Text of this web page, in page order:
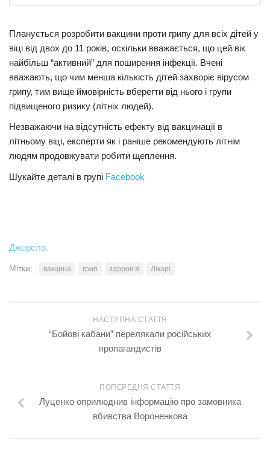
Планується розробити вакцини проти грипу для всіх дітей у
віці від двох до 11 років, оскільки вважається, що цей вік
найбільш “активний” для поширення інфекції. Вчені
вважають, що чим менша кількість дітей захворіє вірусом
грипу, тим вище ймовірність вберегти від нього і групи
підвищеного ризику (літніх людей).
Незважаючи на відсутність ефекту від вакцинації в
літньому віці, експерти як і раніше рекомендують літнім
людям продовжувати робити щеплення.
Шукайте деталі в групі Facebook
Джерело.
Мітки: вакцина грип здоров’я Лікарі
НАСТУПНА СТАТТЯ
“Бойові кабани” перелякали російських
пропагандистів
ПОПЕРЕДНЯ СТАТТЯ
Луценко оприлюднив інформацію про замовника
вбивства Вороненкова